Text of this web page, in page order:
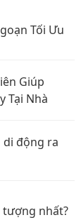
Tối Ưu
Giúp
Tại Nhà
di động ra
nhất?